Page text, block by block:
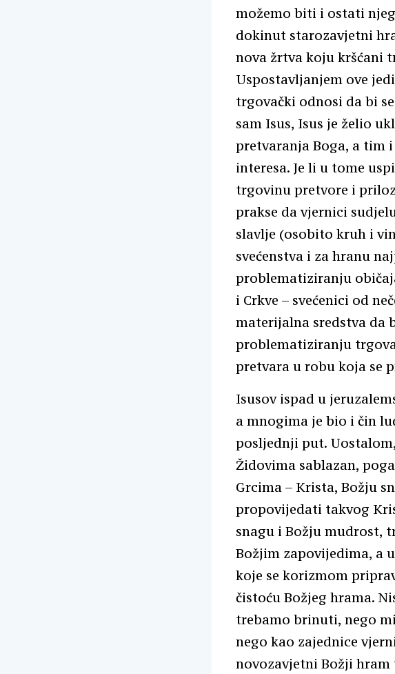
možemo biti i ostati
dokinut starozavjetni
nova žrtva koju kršćani
Uspostavljanjem ove
trgovački odnosi da bi
sam Isus, Isus je želio
pretvaranja Boga, a tim
interesa. Je li u tome
trgovinu pretvore i
prakse da vjernici
slavlje (osobito kruh i
svećenstva i za hranu
problematiziranju
i Crkve – svećenici od
materijalna sredstva da
problematiziranju
pretvara u robu koja se
Isusov ispad u
a mnogima je bio i čin
posljednji put.
Židovima sablazan,
Grcima – Krista, Božju
propovijedati takvog
snagu i Božju mudrost,
Božjim zapovijedima, a
koje se korizmom
čistoću Božjeg hrama.
trebamo brinuti, nego
nego kao zajednice
novozavjetni Božji hram